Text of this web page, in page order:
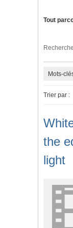
Tout
Mots-
Trier par :
the
light